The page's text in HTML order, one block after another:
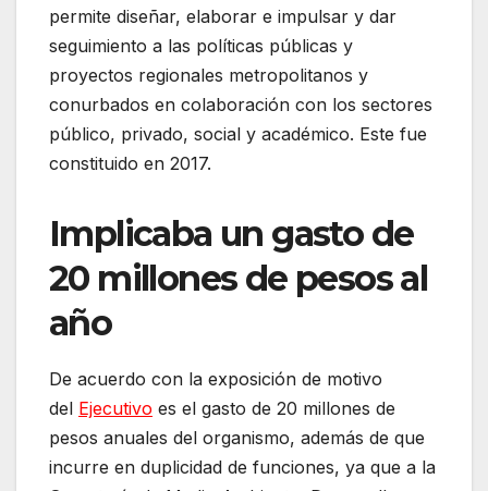
permite diseñar, elaborar e impulsar y dar
seguimiento a las políticas públicas y
proyectos regionales metropolitanos y
conurbados en colaboración con los sectores
público, privado, social y académico. Este fue
constituido en 2017.
Implicaba un gasto de
20 millones de pesos al
año
De acuerdo con la exposición de motivo
del Ejecutivo es el gasto de 20 millones de
pesos anuales del organismo, además de que
incurre en duplicidad de funciones, ya que a la